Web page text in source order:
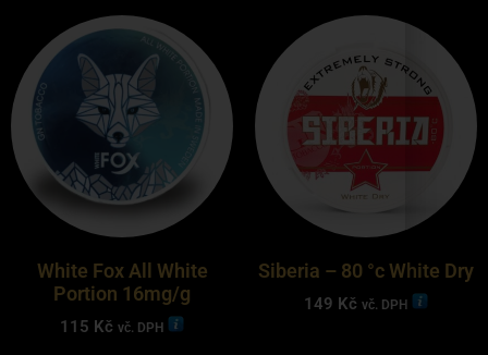
White Fox All White
Portion 16mg/g
115 Kč vč. DPH
Siberia – 80 °c White Dry
149 Kč vč. DPH